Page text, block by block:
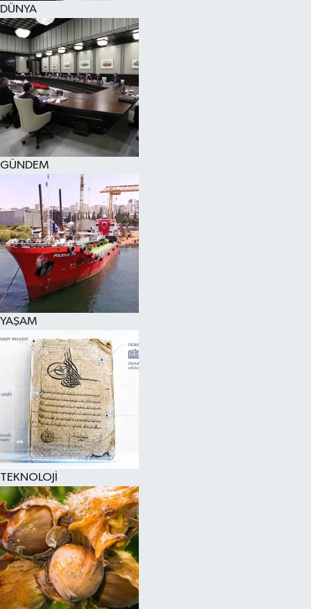
DÜNYA
GÜNDEM
YAŞAM
TEKNOLOJİ
SPOR
KÜLTÜR SANAT
FRAGMANLAR